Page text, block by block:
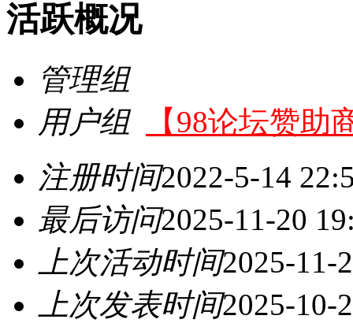
活跃概况
管理组
用户组
【98论坛赞助
注册时间2022-5-14
最后访问2025-11-20
上次活动时间2025-11-
上次发表时间2025-10-